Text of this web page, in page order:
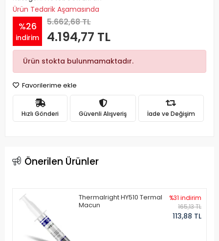
Ürün Tedarik Aşamasında
%26
indirim
5.662,68 TL
4.194,77 TL
Ürün stokta bulunmamaktadır.
Favorilerime ekle
Hızlı Gönderi Güvenli Alışveriş İade ve Değişim
Önerilen Ürünler
Thermalright HY510 Termal
Macun
%31 indirim
165,13 TL
113,88 TL